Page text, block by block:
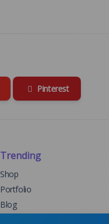
Pinterest
Trending
Shop
Portfolio
Blog